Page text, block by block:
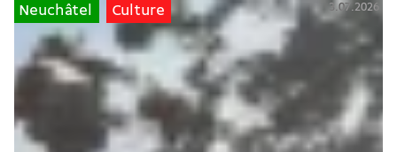
Neuchâtel Culture 3.07.2026